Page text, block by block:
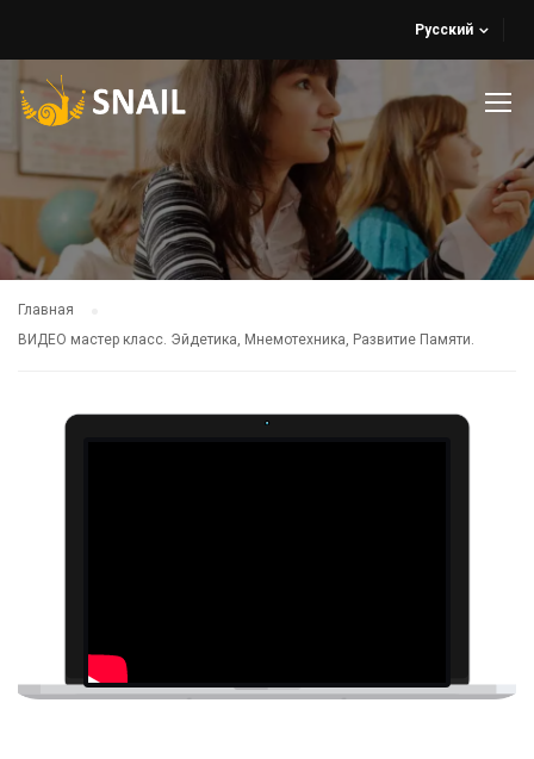
Русский
Главная
ВИДЕО мастер класс. Эйдетика, Мнемотехника, Развитие Памяти.